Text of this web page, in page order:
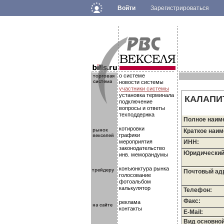
Войти Зарегистрироваться
.
.о системе
новости системы
участники системы
установка терминала
подключение
вопросы и ответы
техподдержка
котировки
графики
мероприятия
законодательство
инв. меморандумы
конъюнктура рынка
голосование
фотоальбом
калькулятор
реклама
контакты
.
Полное
Краткое
ИНН:
Почтовый
Телефон:
Факс:
E-Mail:
Вид